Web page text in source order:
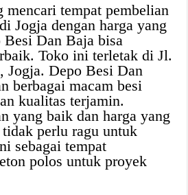
mencari tempat pembelian
Jogja dengan harga yang
Dan Baja bisa
Toko ini terletak di Jl.
Jogja. Depo Besi Dan
berbagai macam besi
kualitas terjamin.
yang baik dan harga yang
perlu ragu untuk
sebagai tempat
polos untuk proyek